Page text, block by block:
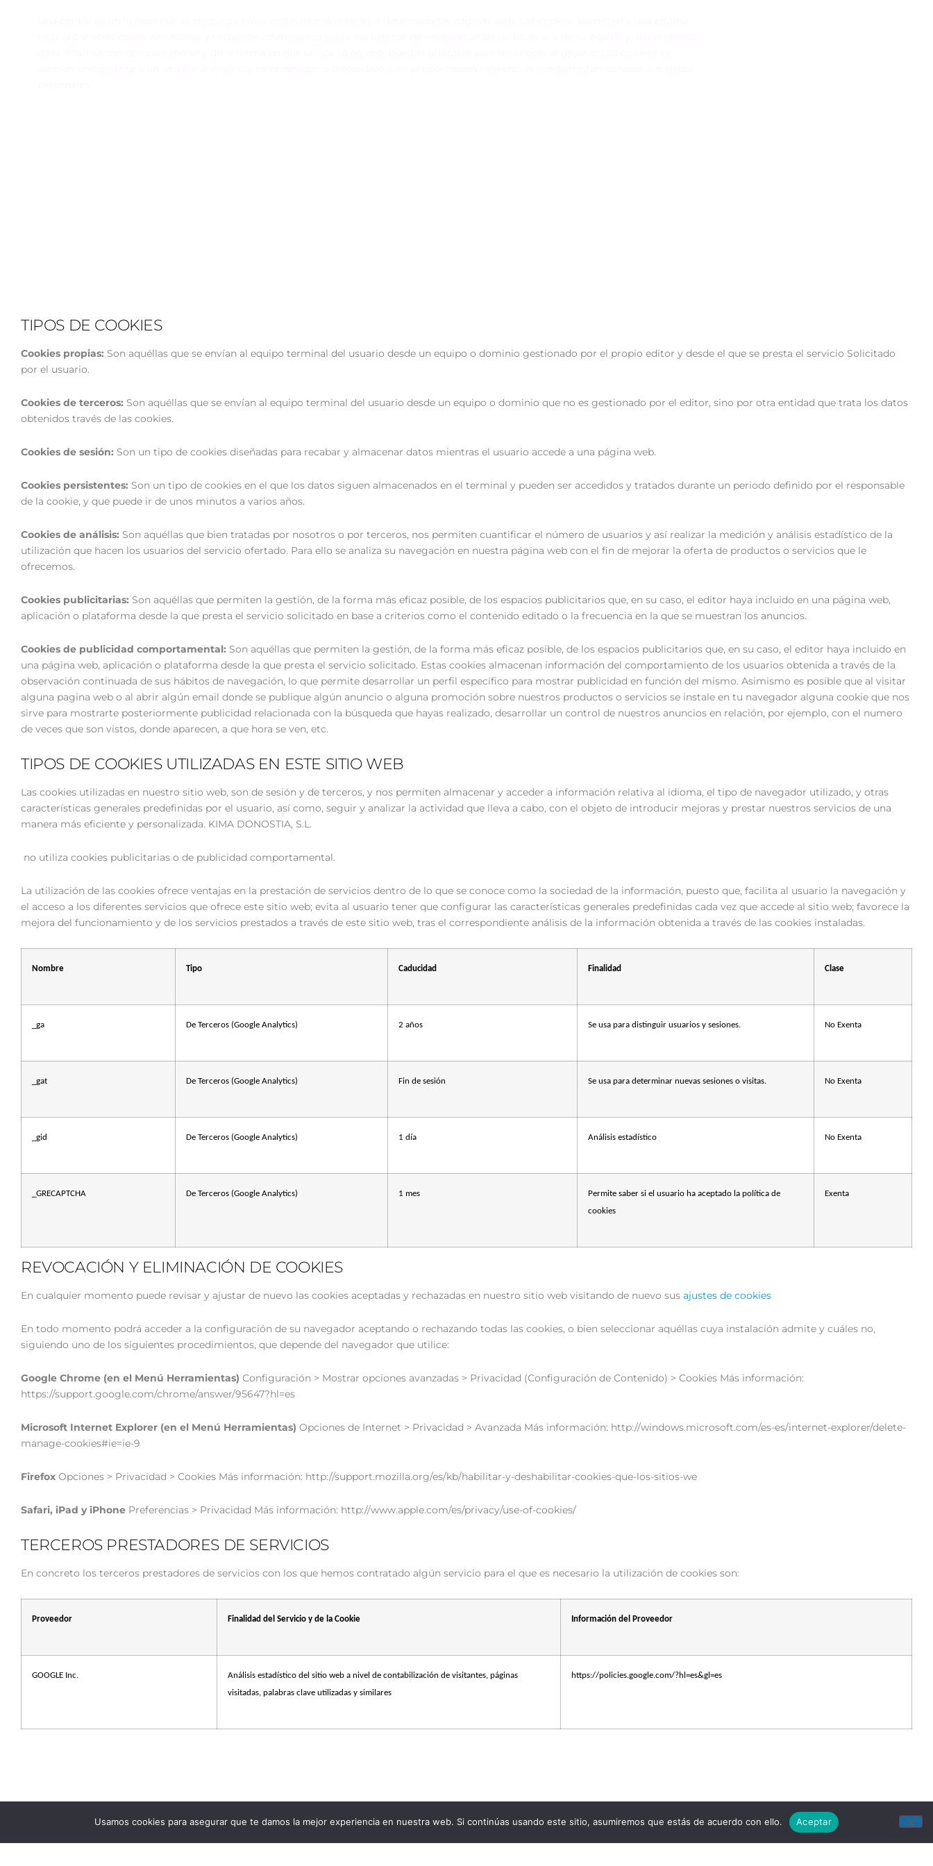
TIPOS DE COOKIES
Cookies propias: Son aquéllas que se envían al equipo terminal del usuario desde un equipo o dominio gestionado por el propio editor y desde el que se presta el servicio Solicitado
por el usuario.
Cookies de terceros: Son aquéllas que se envían al equipo terminal del usuario desde un equipo o dominio que no es gestionado por el editor, sino por otra entidad que trata los datos
obtenidos través de las cookies.
Cookies de sesión: Son un tipo de cookies diseñadas para recabar y almacenar datos mientras el usuario accede a una página web.
Cookies persistentes: Son un tipo de cookies en el que los datos siguen almacenados en el terminal y pueden ser accedidos y tratados durante un periodo definido por el responsable
de la cookie, y que puede ir de unos minutos a varios años.
Cookies de análisis: Son aquéllas que bien tratadas por nosotros o por terceros, nos permiten cuantificar el número de usuarios y así realizar la medición y análisis estadístico de la
utilización que hacen los usuarios del servicio ofertado. Para ello se analiza su navegación en nuestra página web con el fin de mejorar la oferta de productos o servicios que le
ofrecemos.
Cookies publicitarias: Son aquéllas que permiten la gestión, de la forma más eficaz posible, de los espacios publicitarios que, en su caso, el editor haya incluido en una página web,
aplicación o plataforma desde la que presta el servicio solicitado en base a criterios como el contenido editado o la frecuencia en la que se muestran los anuncios.
Cookies de publicidad comportamental: Son aquéllas que permiten la gestión, de la forma más eficaz posible, de los espacios publicitarios que, en su caso, el editor haya incluido en
una página web, aplicación o plataforma desde la que presta el servicio solicitado. Estas cookies almacenan información del comportamiento de los usuarios obtenida a través de la
observación continuada de sus hábitos de navegación, lo que permite desarrollar un perfil específico para mostrar publicidad en función del mismo. Asimismo es posible que al visitar
alguna pagina web o al abrir algún email donde se publique algún anuncio o alguna promoción sobre nuestros productos o servicios se instale en tu navegador alguna cookie que nos
sirve para mostrarte posteriormente publicidad relacionada con la búsqueda que hayas realizado, desarrollar un control de nuestros anuncios en relación, por ejemplo, con el numero
de veces que son vistos, donde aparecen, a que hora se ven, etc.
TIPOS DE COOKIES UTILIZADAS EN ESTE SITIO WEB
Las cookies utilizadas en nuestro sitio web, son de sesión y de terceros, y nos permiten almacenar y acceder a información relativa al idioma, el tipo de navegador utilizado, y otras
características generales predefinidas por el usuario, así como, seguir y analizar la actividad que lleva a cabo, con el objeto de introducir mejoras y prestar nuestros servicios de una
manera más eficiente y personalizada. KIMA DONOSTIA, S.L.
no utiliza cookies publicitarias o de publicidad comportamental.
La utilización de las cookies ofrece ventajas en la prestación de servicios dentro de lo que se conoce como la sociedad de la información, puesto que, facilita al usuario la navegación y
el acceso a los diferentes servicios que ofrece este sitio web; evita al usuario tener que configurar las características generales predefinidas cada vez que accede al sitio web; favorece la
mejora del funcionamiento y de los servicios prestados a través de este sitio web, tras el correspondiente análisis de la información obtenida a través de las cookies instaladas.
Nombre Tipo Caducidad Finalidad Clase
_ga De Terceros (Google Analytics) 2 años Se usa para distinguir usuarios y sesiones. No Exenta
_gat De Terceros (Google Analytics) Fin de sesión Se usa para determinar nuevas sesiones o visitas. No Exenta
_gid De Terceros (Google Analytics) 1 día Análisis estadístico No Exenta
_GRECAPTCHA De Terceros (Google Analytics) 1 mes
Permite saber si el usuario ha aceptado la política de
cookies
Exenta
REVOCACIÓN Y ELIMINACIÓN DE COOKIES
En cualquier momento puede revisar y ajustar de nuevo las cookies aceptadas y rechazadas en nuestro sitio web visitando de nuevo sus ajustes de cookies
En todo momento podrá acceder a la configuración de su navegador aceptando o rechazando todas las cookies, o bien seleccionar aquéllas cuya instalación admite y cuáles no,
siguiendo uno de los siguientes procedimientos, que depende del navegador que utilice:
Google Chrome (en el Menú Herramientas) Configuración > Mostrar opciones avanzadas > Privacidad (Configuración de Contenido) > Cookies Más información:
https://support.google.com/chrome/answer/95647?hl=es
Microsoft Internet Explorer (en el Menú Herramientas) Opciones de Internet > Privacidad > Avanzada Más información: http://windows.microsoft.com/es-es/internet-explorer/delete-
manage-cookies#ie=ie-9
Firefox Opciones > Privacidad > Cookies Más información: http://support.mozilla.org/es/kb/habilitar-y-deshabilitar-cookies-que-los-sitios-we
Safari, iPad y iPhone Preferencias > Privacidad Más información: http://www.apple.com/es/privacy/use-of-cookies/
TERCEROS PRESTADORES DE SERVICIOS
En concreto los terceros prestadores de servicios con los que hemos contratado algún servicio para el que es necesario la utilización de cookies son:
Proveedor Finalidad del Servicio y de la Cookie Información del Proveedor
GOOGLE Inc.
Análisis estadístico del sitio web a nivel de contabilización de visitantes, páginas
visitadas, palabras clave utilizadas y similares
https://policies.google.com/?hl=es&gl=es
Usamos cookies para asegurar que te damos la mejor experiencia en nuestra web. Si continúas usando este sitio, asumiremos que estás de acuerdo con ello. Aceptar